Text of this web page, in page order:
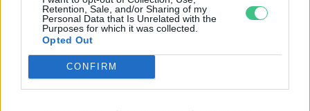
Retention, Sale, and/or Sharing of my
Personal Data that Is Unrelated with the
Purposes for which it was collected.
Opted Out
CONFIRM
forgalmas kereszteződésé
Greendex szemle